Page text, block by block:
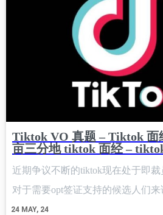
Tiktok VO 真题 – Tiktok 面
亩三分地 tiktok 面经 –
24 MAY, 24
近期争议不断的tiktok现在处于即裁
对于需要opt签证支持的候选人们
不错的选择，后面的事情只能先入